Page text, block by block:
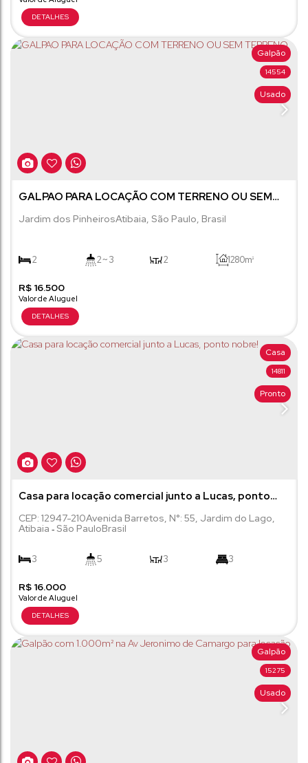
14554
Galpão
Usado
GALPAO PARA LOCAÇÃO COM TERRENO OU SEM
TERRENO
R$ 16.500
Jardim dos PinheirosAtibaia, São Paulo, Brasil
2 2 ~ 3 2 1280m²
780m²
14811
Casa
Pronto
Casa para locação comercial junto a Lucas, ponto
nobre!
R$ 16.000
CEP: 12947-210Avenida Barretos, N°: 55, Jardim do Lago,
Atibaia
São PauloBrasil
3 5 3 3
4
15275
Galpão
Usado